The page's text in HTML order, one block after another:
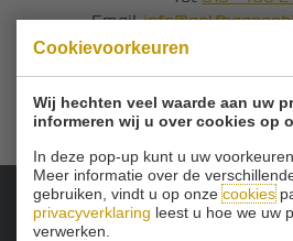
Cookievoorkeuren
Wij hechten veel waarde aan uw
informeren wij u over cookies op
In deze pop-up kunt u uw
Meer informatie over de
gebruiken, vindt u op onzecookies
privacyverklaring leest u hoe we uw
verwerken.
Email